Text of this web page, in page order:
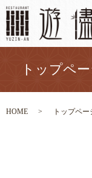
トップペ
HOME トップペ